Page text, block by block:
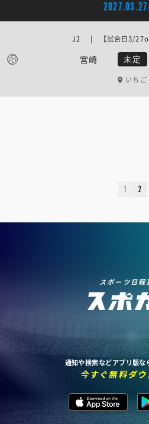
2027.03.27
宮崎 未定
J2 | 【試合日3/
いちご
1 2
スポーツ日程
通知や検索などアプリ版な
今すぐ無料ダ